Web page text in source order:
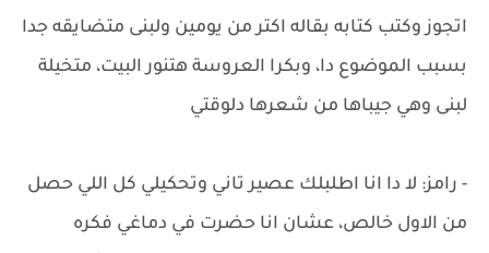
اتجوز وكتب كتابه بقاله اكتر من يومين ولبنى متضايقه جدا
بسبب الموضوع دا، وبكرا العروسة هتنور البيت، متخيلة
لبنى وهي جيباها من شعرها دلوقتي
- رامز: لا دا انا اطلبلك عصير تاني وتحكيلي كل اللي حصل
من الاول خالص، عشان انا حضرت في دماغي فكره